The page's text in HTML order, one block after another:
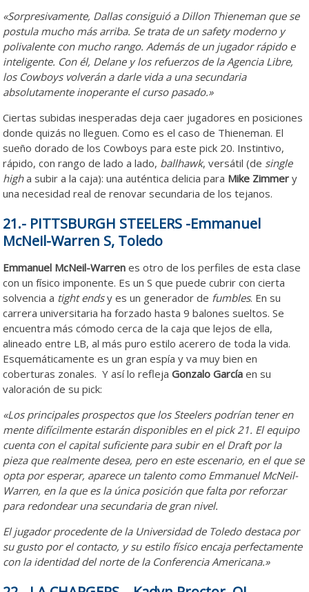
«Sorpresivamente, Dallas consiguió a Dillon Thieneman que se
postula mucho más arriba. Se trata de un safety moderno y
polivalente con mucho rango. Además de un jugador rápido e
inteligente. Con él, Delane y los refuerzos de la Agencia Libre,
los Cowboys volverán a darle vida a una secundaria
absolutamente inoperante el curso pasado.»
Ciertas subidas inesperadas deja caer jugadores en posiciones
donde quizás no lleguen. Como es el caso de Thieneman. El
sueño dorado de los Cowboys para este pick 20. Instintivo,
rápido, con rango de lado a lado, ballhawk, versátil (de single
higha subir a la caja): una auténtica delicia para Mike Zimmer y
una necesidad real de renovar secundaria de los tejanos.
21.- PITTSBURGH STEELERS -Emmanuel
McNeil-Warren S, Toledo
Emmanuel McNeil-Warren es otro de los perfiles de esta clase
con un físico imponente. Es un S que puede cubrir con cierta
solvencia a tight endsy es un generador de fumbles. En su
carrera universitaria ha forzado hasta 9 balones sueltos. Se
encuentra más cómodo cerca de la caja que lejos de ella,
alineado entre LB, al más puro estilo acerero de toda la vida.
Esquemáticamente es un gran espía y va muy bien en
coberturas zonales. Y así lo reflejaGonzalo García en su
valoración de su pick:
«Los principales prospectos que los Steelers podrían tener en
mente difícilmente estarán disponibles en el pick 21. El equipo
cuenta con el capital suficiente para subir en el Draft por la
pieza que realmente desea, pero en este escenario, en el que se
opta por esperar, aparece un talento como Emmanuel McNeil-
Warren, en la que es la única posición que falta por reforzar
para redondear una secundaria de gran nivel.
El jugador procedente de la Universidad de Toledo destaca por
su gusto por el contacto, y su estilo físico encaja perfectamente
con la identidad del norte de la Conferencia Americana.»